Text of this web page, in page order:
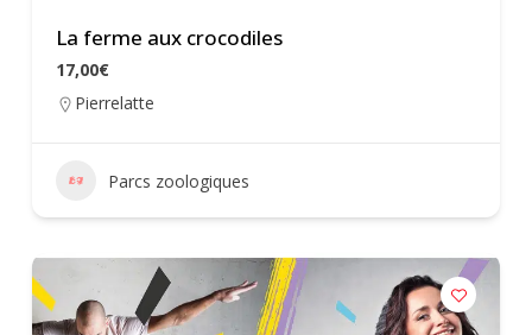
La ferme aux crocodiles
17,00€
Pierrelatte
Parcs zoologiques